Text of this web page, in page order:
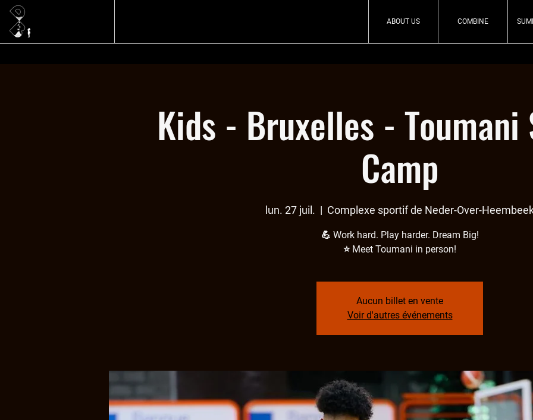
ABOUT US COMBINE
Kids - Bruxelles - Toumani
Camp
lun. 27 juil.
  |
Complexe sportif de Neder-Over-
💪 Work hard. Play harder. Dream Big!
Aucun billet en vente
Voir d'autres événements